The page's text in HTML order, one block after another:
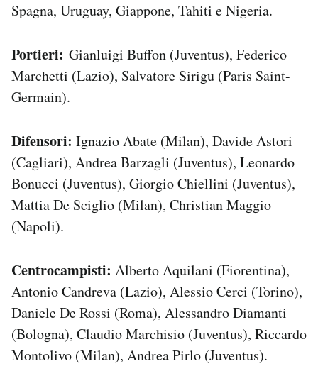
CALENDARIO
Area Personale
Newsletter
Notifiche mobile
Regala il Post
Hai bisogno di aiuto?
Spagna, Uruguay, Giappone, Tahiti e Nigeria.
Portieri: Gianluigi Buffon (Juventus), Federico
Marchetti (Lazio), Salvatore Sirigu (Paris Saint-
Germain).
Difensori: Ignazio Abate (Milan), Davide Astori
(Cagliari), Andrea Barzagli (Juventus), Leonardo
Bonucci (Juventus), Giorgio Chiellini (Juventus),
Mattia De Sciglio (Milan), Christian Maggio
(Napoli).
Centrocampisti: Alberto Aquilani (Fiorentina),
Antonio Candreva (Lazio), Alessio Cerci (Torino),
Daniele De Rossi (Roma), Alessandro Diamanti
(Bologna), Claudio Marchisio (Juventus), Riccardo
Montolivo (Milan), Andrea Pirlo (Juventus).